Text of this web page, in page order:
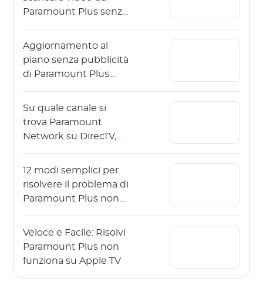
Paramount Plus senza
Aggiornamento al
piano senza pubblicità
di Paramount Plus:
Su quale canale si
trova Paramount
Network su DirecTV,
12 modi semplici per
risolvere il problema di
Paramount Plus non
Samsung
Veloce e Facile: Risolvi
Paramount Plus non
funziona su Apple TV